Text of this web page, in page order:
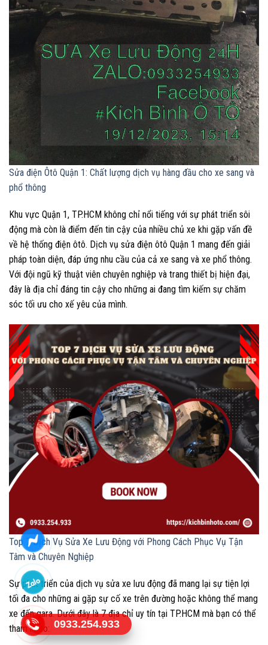
Sửa điện Ôtô Quận 1: Chất lượng dịch vụ hàng đầu cho xe sang và
phổ thông
Khu vực Quận 1, TP.HCM không chỉ nổi tiếng với sự phát triển sôi
động mà còn là điểm đến tin cậy của nhiều chủ xe khi gặp vấn đề
về hệ thống điện ôtô. Dịch vụ sửa điện ôtô Quận 1 mang đến giải
pháp toàn diện, đáp ứng nhu cầu của cả xe sang và xe phổ thông.
Với đội ngũ kỹ thuật viên chuyên nghiệp và trang thiết bị hiện đại,
đây là địa chỉ đáng tin cậy cho những ai đang tìm kiếm sự chăm
sóc tối ưu cho xế yêu của mình.
Top 7 Dịch Vụ Sửa Xe Lưu Động với Phong Cách Phục Vụ Tận
Tâm và Chuyên Nghiệp
Sự phát triển của dịch vụ sửa xe lưu động đã mang lại sự tiện lợi
tối đa cho những ai gặp sự cố xe trên đường hoặc không thể mang
xe đến gara. Dưới đây là 7 địa chỉ uy tín tại TP.HCM mà bạn có thể
tham khảo: 0933.254.933